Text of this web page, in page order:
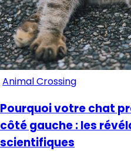
Animal Crossing
Pourquoi votre chat
côté gauche : les
scientifiques